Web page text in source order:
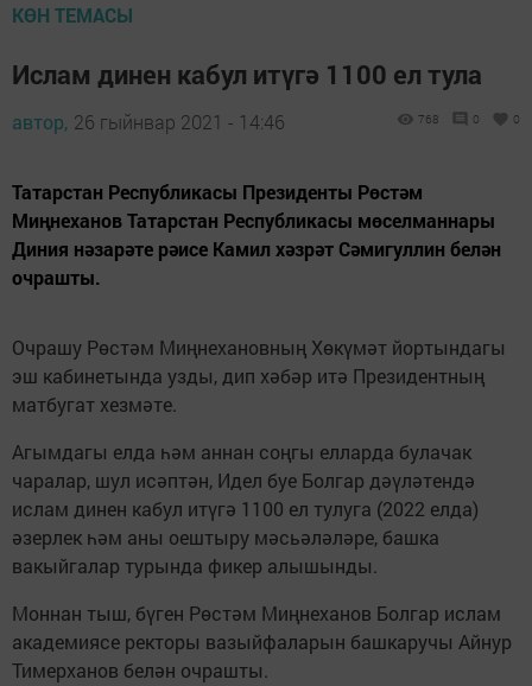
КӨН ТЕМАСЫ
Ислам динен кабул итүгә 1100 ел тула
автор, 26 гыйнвар 2021 - 14:46 768 0 0
Татарстан Республикасы Президенты Рөстәм
Миңнеханов Татарстан Республикасы мөселманнары
Диния нәзарәте рәисе Камил хәзрәт Сәмигуллин белән
очрашты.
Очрашу Рөстәм Миңнехановның Хөкүмәт йортындагы
эш кабинетында узды, дип хәбәр итә Президентның
матбугат хезмәте.
Агымдагы елда һәм аннан соңгы елларда булачак
чаралар, шул исәптән, Идел буе Болгар дәүләтендә
ислам динен кабул итүгә 1100 ел тулуга (2022 елда)
әзерлек һәм аны оештыру мәсьәләләре, башка
вакыйгалар турында фикер алышынды.
Моннан тыш, бүген Рөстәм Миңнеханов Болгар ислам
академиясе ректоры вазыйфаларын башкаручы Айнур
Тимерханов белән очрашты.